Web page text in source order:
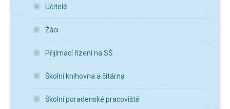
Učitelé
Žáci
Přijímací řízení na SŠ
Školní knihovna a čítárna
Školní poradenské pracoviště